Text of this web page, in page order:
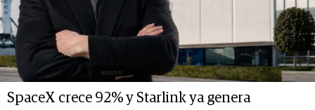
SpaceX crece 92% y Starlink ya genera